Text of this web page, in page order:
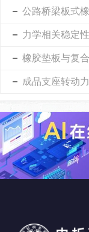
公路桥梁板式
力学相关稳定
橡胶垫板与复
成品支座转动